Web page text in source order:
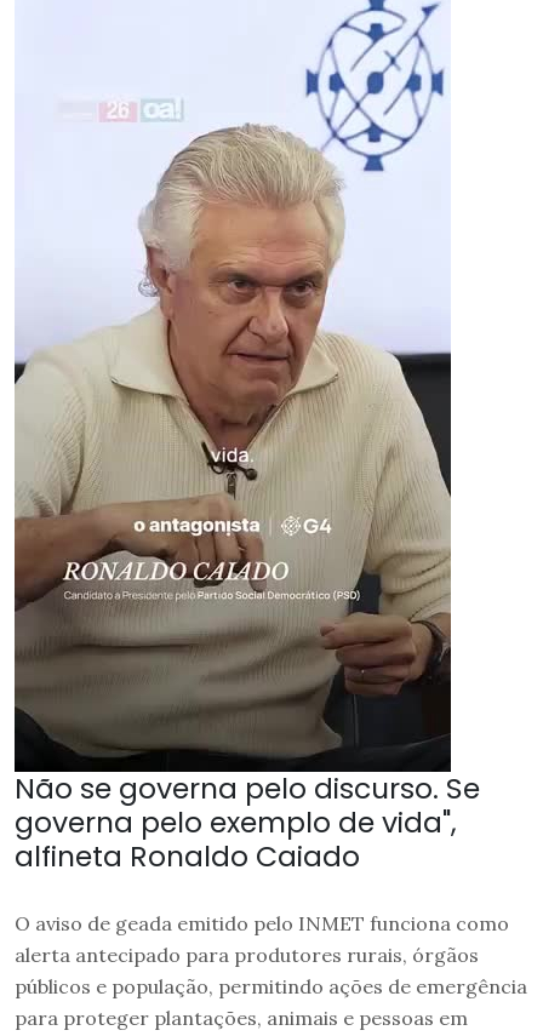
Não se governa pelo discurso. Se
governa pelo exemplo de vida",
alfineta Ronaldo Caiado
O aviso de geada emitido pelo INMET funciona como
alerta antecipado para produtores rurais, órgãos
públicos e população, permitindo ações de emergência
para proteger plantações, animais e pessoas em